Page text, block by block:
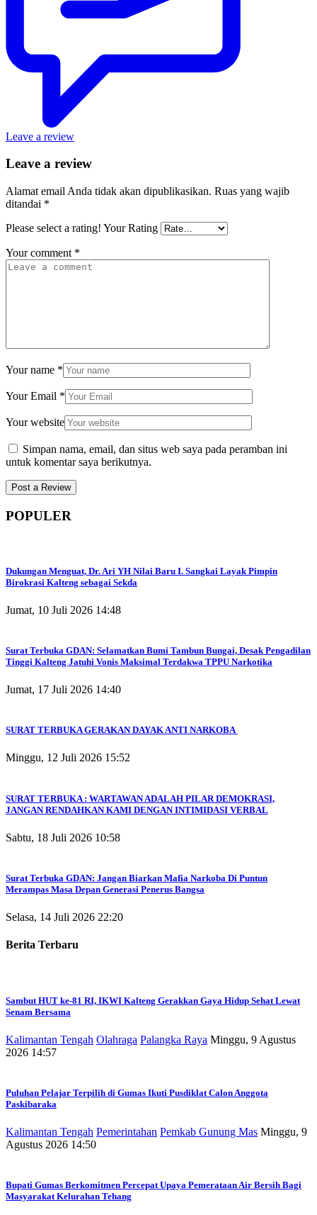
Leave a review
Leave a review
Alamat email Anda tidak akan dipublikasikan. Ruas yang wajib
ditandai *
Please select a rating! Your Rating
Your comment *
Your name *
Your Email *
Your website
Simpan nama, email, dan situs web saya pada peramban ini
untuk komentar saya berikutnya.
POPULER
Dukungan Menguat, Dr. Ari YH Nilai Baru I. Sangkai Layak Pimpin
Birokrasi Kalteng sebagai Sekda
Jumat, 10 Juli 2026 14:48
Surat Terbuka GDAN: Selamatkan Bumi Tambun Bungai, Desak Pengadilan
Tinggi Kalteng Jatuhi Vonis Maksimal Terdakwa TPPU Narkotika
Jumat, 17 Juli 2026 14:40
SURAT TERBUKA GERAKAN DAYAK ANTI NARKOBA
Minggu, 12 Juli 2026 15:52
SURAT TERBUKA : WARTAWAN ADALAH PILAR DEMOKRASI,
JANGAN RENDAHKAN KAMI DENGAN INTIMIDASI VERBAL
Sabtu, 18 Juli 2026 10:58
Surat Terbuka GDAN: Jangan Biarkan Mafia Narkoba Di Puntun
Merampas Masa Depan Generasi Penerus Bangsa
Selasa, 14 Juli 2026 22:20
Berita Terbaru
Sambut HUT ke-81 RI, IKWI Kalteng Gerakkan Gaya Hidup Sehat Lewat
Senam Bersama
Kalimantan Tengah Olahraga Palangka Raya Minggu, 9 Agustus
2026 14:57
Puluhan Pelajar Terpilih di Gumas Ikuti Pusdiklat Calon Anggota
Paskibaraka
Kalimantan Tengah Pemerintahan Pemkab Gunung Mas Minggu, 9
Agustus 2026 14:50
Bupati Gumas Berkomitmen Percepat Upaya Pemerataan Air Bersih Bagi
Masyarakat Kelurahan Tehang